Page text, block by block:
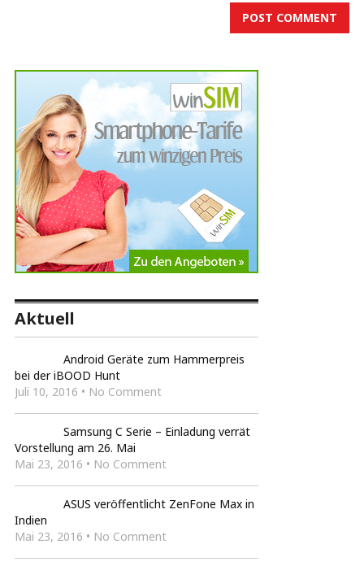
Aktuell
Android Geräte zum Hammerpreis
bei der iBOOD Hunt
Juli 10, 2016 • No Comment
Samsung C Serie – Einladung verrät
Vorstellung am 26. Mai
Mai 23, 2016 • No Comment
ASUS veröffentlicht ZenFone Max in
Indien
Mai 23, 2016 • No Comment